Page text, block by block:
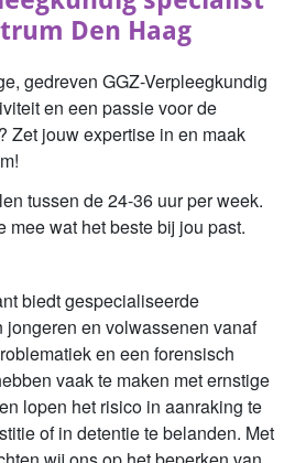
Den Haag
gedreven GGZ-Verpleegkundig
en een passie voor de
Zet jouw expertise in en maak
tussen de 24-36 uur per week.
mee wat het beste bij jou past.
biedt gespecialiseerde
en volwassenen vanaf
en een forensisch
vaak te maken met ernstige
lopen het risico in aanraking te
of in detentie te belanden. Met